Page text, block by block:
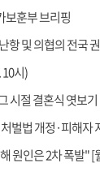
보훈부 브리핑
의협의 전국 권역별
10시)
절 결혼식 엿보기 [라
벌법 개정·피해자
원인은 2차 폭발" [